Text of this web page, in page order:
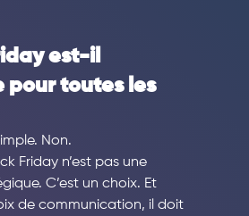
est-il
pour toutes les
Non.
Friday n’est pas une
C’est un choix. Et
de communication, il doit